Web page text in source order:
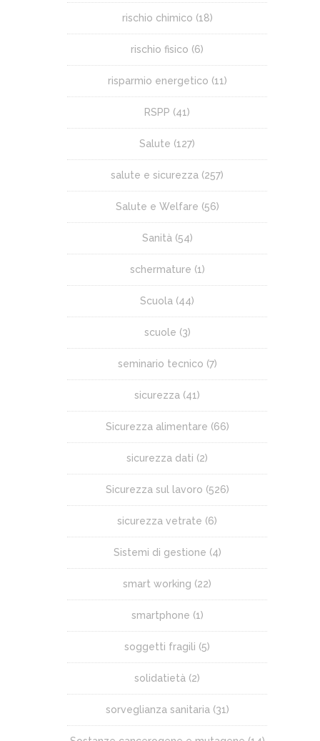
rischio chimico (18)
rischio fisico (6)
risparmio energetico (11)
RSPP (41)
Salute (127)
salute e sicurezza (257)
Salute e Welfare (56)
Sanità(54)
schermature (1)
Scuola (44)
scuole (3)
seminario tecnico (7)
sicurezza (41)
Sicurezza alimentare (66)
sicurezza dati (2)
Sicurezza sul lavoro (526)
sicurezza vetrate (6)
Sistemi di gestione (4)
smart working (22)
smartphone (1)
soggetti fragili (5)
solidatietà (2)
sorveglianza sanitaria(31)